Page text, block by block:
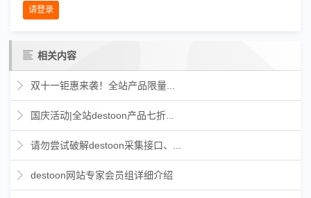
请登录
相关内容
双十一钜惠来袭！全站产品限量...
国庆活动|全站destoon产品七折...
请勿尝试破解destoon采集接口、...
destoon网站专家会员组详细介绍